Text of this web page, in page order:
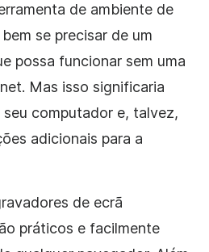
de ambiente de
se precisar de um
possa funcionar sem uma
Mas isso significaria
computador e, talvez,
adicionais para a
de ecrã
práticos e facilmente